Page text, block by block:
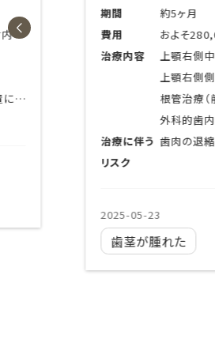
）
が適応外
期間
約5ヶ月
治療内容
上顎右側中切歯
上顎右側側切歯
根管治療（前医
外科的歯内療法
治療に伴う
リスク
歯肉の退縮、
2025-05-23
歯茎が腫れた